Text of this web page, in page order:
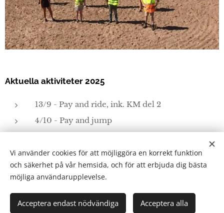
Aktuella aktiviteter 2025
13/9 - Pay and ride, ink. KM del 2
4/10 - Pay and jump
Tibro Ryttarförening
Kateryd 17, 543 92 Tibro
kontakt@tibrorf.se
Vi använder cookies för att möjliggöra en korrekt funktion
och säkerhet på vår hemsida, och för att erbjuda dig bästa
möjliga användarupplevelse.
Acceptera endast nödvändiga Acceptera alla